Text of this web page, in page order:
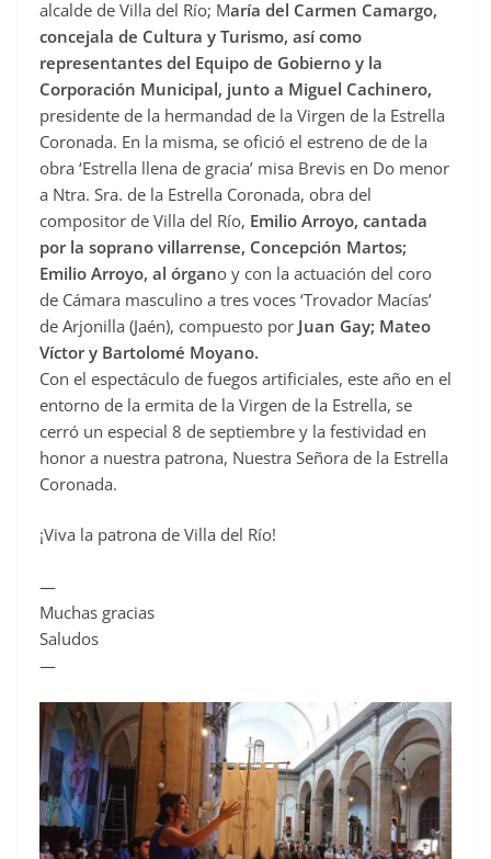
alcalde de Villa del Río; María del Carmen Camargo,
concejala de Cultura y Turismo, así como
representantes del Equipo de Gobierno y la
Corporación Municipal, junto a Miguel Cachinero,
presidente de la hermandad de la Virgen de la Estrella
Coronada. En la misma, se ofició el estreno de de la
obra ‘Estrella llena de gracia’ misa Brevis en Do menor
a Ntra. Sra. de la Estrella Coronada, obra del
compositor de Villa del Río, Emilio Arroyo, cantada
por la soprano villarrense, Concepción Martos;
Emilio Arroyo, al órgano y con la actuación del coro
de Cámara masculino a tres voces ‘Trovador Macías’
de Arjonilla (Jaén), compuesto por Juan Gay; Mateo
Víctor y Bartolomé Moyano.
Con el espectáculo de fuegos artificiales, este año en el
entorno de la ermita de la Virgen de la Estrella, se
cerró un especial 8 de septiembre y la festividad en
honor a nuestra patrona, Nuestra Señora de la Estrella
Coronada.
¡Viva la patrona de Villa del Río!
—
Muchas gracias
Saludos
—